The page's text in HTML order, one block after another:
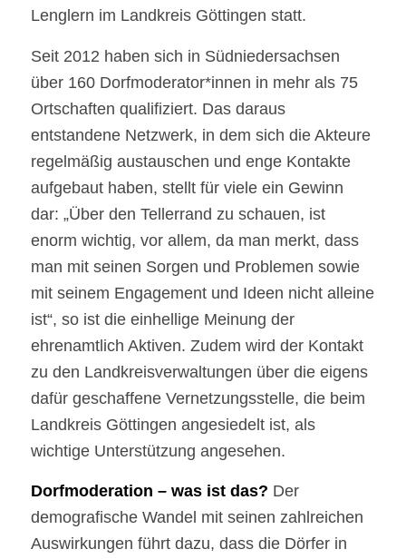
Lenglern im Landkreis Göttingen statt.
Seit 2012 haben sich in Südniedersachsen
über 160 Dorfmoderator*innen in mehr als 75
Ortschaften qualifiziert. Das daraus
entstandene Netzwerk, in dem sich die Akteure
regelmäßig austauschen und enge Kontakte
aufgebaut haben, stellt für viele ein Gewinn
dar: „Über den Tellerrand zu schauen, ist
enorm wichtig, vor allem, da man merkt, dass
man mit seinen Sorgen und Problemen sowie
mit seinem Engagement und Ideen nicht alleine
ist“, so ist die einhellige Meinung der
ehrenamtlich Aktiven. Zudem wird der Kontakt
zu den Landkreisverwaltungen über die eigens
dafür geschaffene Vernetzungsstelle, die beim
Landkreis Göttingen angesiedelt ist, als
wichtige Unterstützung angesehen.
Dorfmoderation – was ist das? Der
demografische Wandel mit seinen zahlreichen
Auswirkungen führt dazu, dass die Dörfer in